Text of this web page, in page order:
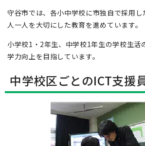
守谷市では、各小中学校に市独自で採用
人一人を大切にした教育を進めています。
小学校1・2年生、中学校1年生の学校生活
学力向上を目指しています。
中学校区ごとのICT支援